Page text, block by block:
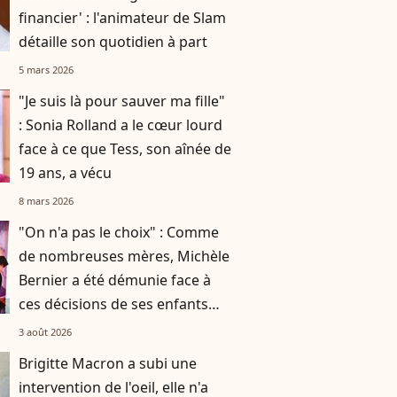
financier' : l'animateur de Slam
détaille son quotidien à part
5 mars 2026
"Je suis là pour sauver ma fille"
: Sonia Rolland a le cœur lourd
face à ce que Tess, son aînée de
19 ans, a vécu
8 mars 2026
"On n'a pas le choix" : Comme
de nombreuses mères, Michèle
Bernier a été démunie face à
ces décisions de ses enfants
Charlotte et Enzo
3 août 2026
Brigitte Macron a subi une
intervention de l'oeil, elle n'a